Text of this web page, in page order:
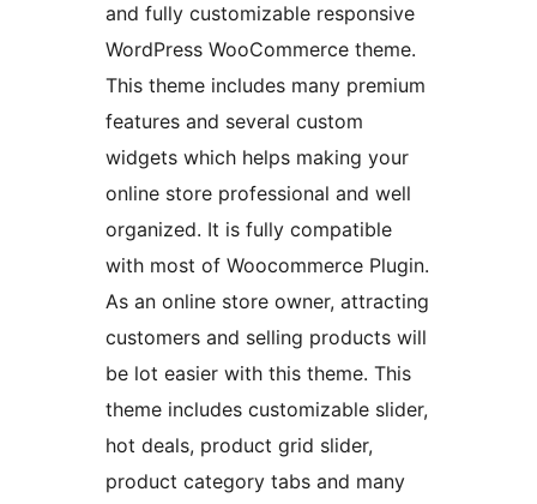
and fully customizable responsive
WordPress WooCommerce theme.
This theme includes many premium
features and several custom
widgets which helps making your
online store professional and well
organized. It is fully compatible
with most of Woocommerce Plugin.
As an online store owner, attracting
customers and selling products will
be lot easier with this theme. This
theme includes customizable slider,
hot deals, product grid slider,
product category tabs and many